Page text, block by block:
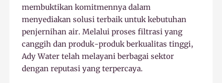
membuktikan komitmennya dalam
menyediakan solusi terbaik untuk kebutuhan
penjernihan air. Melalui proses filtrasi yang
canggih dan produk-produk berkualitas tinggi,
Ady Water telah melayani berbagai sektor
dengan reputasi yang terpercaya.